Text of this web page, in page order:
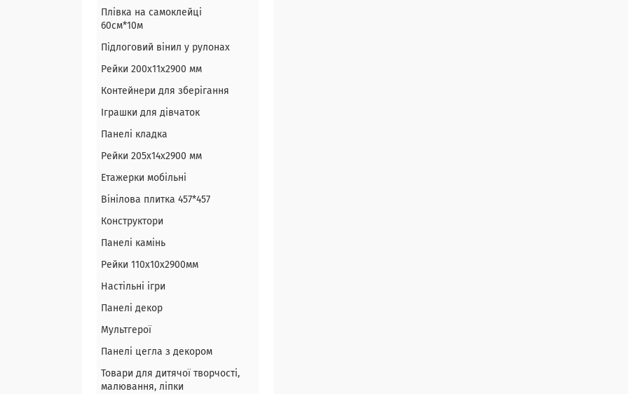
Плівка на самоклейці
60см*10м
Підлоговий вінил у рулонах
Рейки 200х11х2900 мм
Контейнери для зберігання
Іграшки для дівчаток
Панелі кладка
Рейки 205х14х2900 мм
Етажерки мобільні
Вінілова плитка 457*457
Конструктори
Панелі камінь
Рейки 110х10х2900мм
Настільні ігри
Панелі декор
Мультгерої
Панелі цегла з декором
Товари для дитячої творчості,
малювання, ліпки